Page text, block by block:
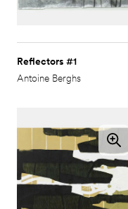
Reflectors #1
Antoine Berghs